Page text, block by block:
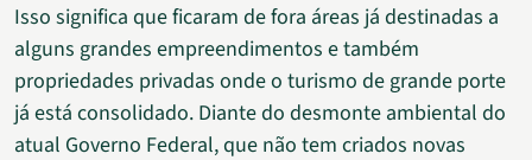
Isso significa que ficaram de fora áreas já destinadas a
alguns grandes empreendimentos e também
propriedades privadas onde o turismo de grande porte
já está consolidado. Diante do desmonte ambiental do
atual Governo Federal, que não tem criados novas